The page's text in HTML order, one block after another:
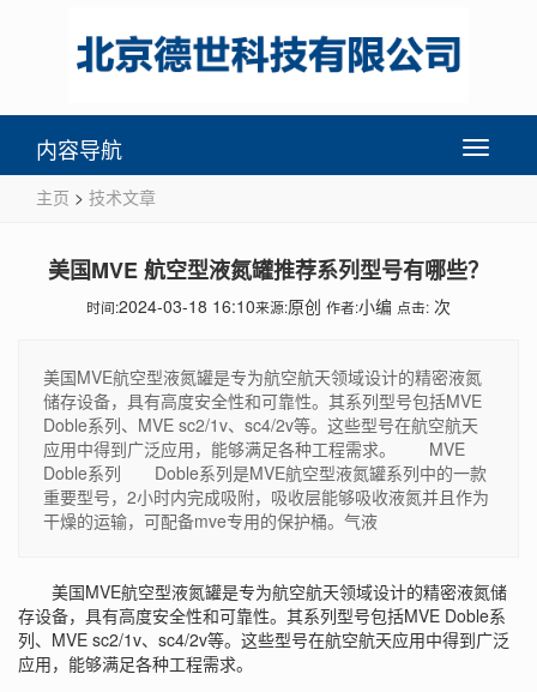
Toggle
内容导航
主页 > 技术文章
美国MVE 航空型液氮罐推荐系列型号有哪些？
时间:2024-03-18 16:10来源:原创 作者:小编 点击: 次
美国MVE航空型液氮罐是专为航空航天领域设计的精密液氮
储存设备，具有高度安全性和可靠性。其系列型号包括MVE
Doble系列、MVE sc2/1v、sc4/2v等。这些型号在航空航天
应用中得到广泛应用，能够满足各种工程需求。 MVE
Doble系列 Doble系列是MVE航空型液氮罐系列中的一款
重要型号，2小时内完成吸附，吸收层能够吸收液氮并且作为
干燥的运输，可配备mve专用的保护桶。气液
美国MVE航空型液氮罐是专为航空航天领域设计的精密液氮储
存设备，具有高度安全性和可靠性。其系列型号包括MVE Doble系
列、MVE sc2/1v、sc4/2v等。这些型号在航空航天应用中得到广泛
应用，能够满足各种工程需求。